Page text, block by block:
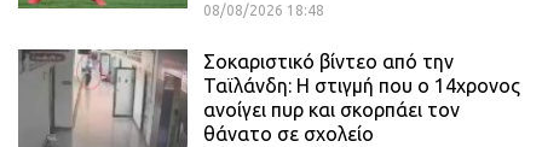
08/08/2026 18:48
Σοκαριστικό βίντεο από την
Ταϊλάνδη: Η στιγμή που ο 14χρονος
ανοίγει πυρ και σκορπάει τον
θάνατο σε σχολείο